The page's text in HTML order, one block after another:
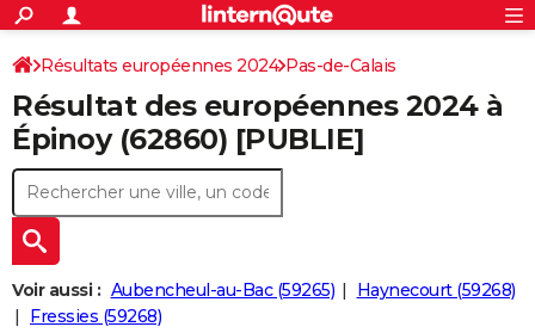
ACTUALITÉS
Politique
Société
Faits Divers
Education
Monde
Villes
+
SPORT
Coupe du monde 2026
Football
Tennis
Cyclisme
Rugby
Forum
CULTURE
Programme TV
TNT
Streaming
Cinéma
Sorties cinéma
Musique
+
FINANCE
Retraite
Impôts
Epargne
Immobilier
Risques naturels par ville
Banque
Assurance
Crédit
AUTO
Essais
Réserver un essai
Citadines
Berlines
SUV
Forum auto
+
HIGH-TECH
Mobiles
Meilleur smartphone
Internet
Ordinateurs
Jeux vidéo
Guide high-tech
BRICOLAGE
S'inscrire
Connexion
Résultats européennes 2024 Pas-de-Calais
Résultat des européennes 2024 à
Épinoy (62860) [PUBLIE]
Voir aussi : Aubencheul-au-Bac (59265)
Haynecourt (59268)
Fressies (59268)